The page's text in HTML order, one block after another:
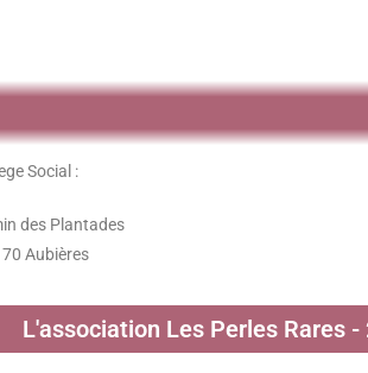
Social :
des Plantades
Aubières
L'association Les Perles Rares